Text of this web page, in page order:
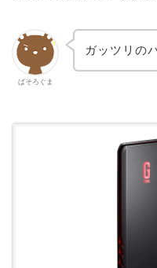
ぱそろぐま
ガッツリの